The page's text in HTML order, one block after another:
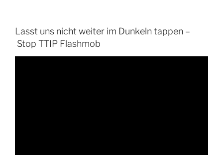
Lasst uns nicht weiter im Dunkeln tappen –
Stop TTIP Flashmob